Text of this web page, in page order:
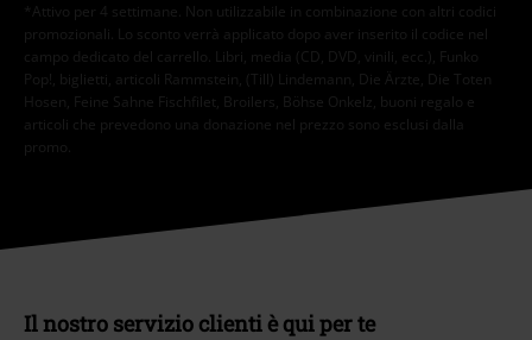
*Attivo per 4 settimane. Non utilizzabile in combinazione con altri codici
promozionali. Lo sconto verrà applicato dopo aver inserito il codice nel
campo dedicato del carrello. Libri, media (CD, DVD, vinili, ecc.), Funko
Pop!, biglietti, articoli Rammstein, (Till) Lindemann, Die Ärzte, Die Toten
Hosen, Feine Sahne Fischfilet, Broilers, Böhse Onkelz, buoni regalo e
articoli che prevedono una donazione nel prezzo sono esclusi dalla
promo.
Il nostro servizio clienti è qui per te